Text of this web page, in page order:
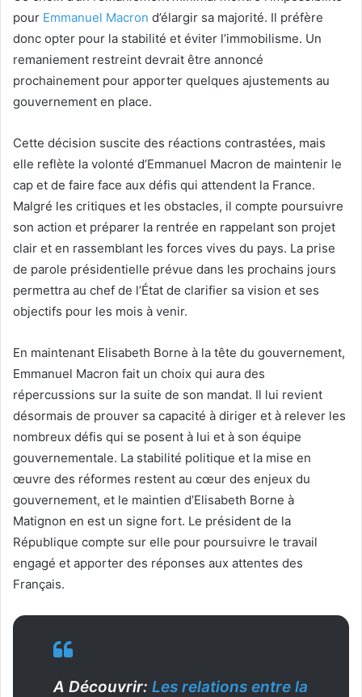
pour Emmanuel Macron d’élargir sa majorité. Il préfère
donc opter pour la stabilité et éviter l’immobilisme. Un
remaniement restreint devrait être annoncé
prochainement pour apporter quelques ajustements au
gouvernement en place.
Cette décision suscite des réactions contrastées, mais
elle reflète la volonté d’Emmanuel Macron de maintenir le
cap et de faire face aux défis qui attendent la France.
Malgré les critiques et les obstacles, il compte poursuivre
son action et préparer la rentrée en rappelant son projet
clair et en rassemblant les forces vives du pays. La prise
de parole présidentielle prévue dans les prochains jours
permettra au chef de l’État de clarifier sa vision et ses
objectifs pour les mois à venir.
En maintenant Elisabeth Borne à la tête du gouvernement,
Emmanuel Macron fait un choix qui aura des
répercussions sur la suite de son mandat. Il lui revient
désormais de prouver sa capacité à diriger et à relever les
nombreux défis qui se posent à lui et à son équipe
gouvernementale. La stabilité politique et la mise en
œuvre des réformes restent au cœur des enjeux du
gouvernement, et le maintien d’Elisabeth Borne à
Matignon en est un signe fort. Le président de la
République compte sur elle pour poursuivre le travail
engagé et apporter des réponses aux attentes des
Français.
A Découvrir: Les relations entre la